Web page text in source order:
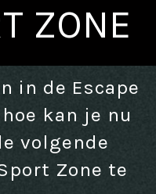
ZONE
in de Escape
kan je nu
volgende
Zone te